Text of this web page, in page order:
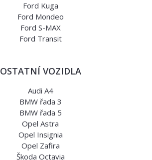
Ford Kuga
Ford Mondeo
Ford S-MAX
Ford Transit
OSTATNÍ VOZIDLA
Audi A4
BMW řada 3
BMW řada 5
Opel Astra
Opel Insignia
Opel Zafira
Škoda Octavia